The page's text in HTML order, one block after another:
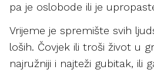
pa je oslobode ili je
Vrijeme je spremište svih
loših. Čovjek ili troši život u
najružniji i najteži gubitak, ili